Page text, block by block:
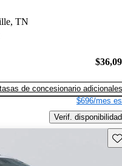
TN
de concesionario adicionales
$696/mes
Verif. disponibilidad